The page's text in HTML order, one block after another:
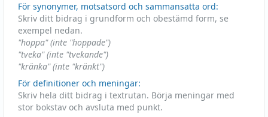
För synonymer, motsatsord och sammansatta ord:
Skriv ditt bidrag i grundform och obestämd form, se
exempel nedan.
"hoppa" (inte "hoppade")
"tveka" (inte "tvekande")
"kränka" (inte "kränkt")
För definitioner och meningar:
Skriv hela ditt bidrag i textrutan. Börja meningar med
stor bokstav och avsluta med punkt.